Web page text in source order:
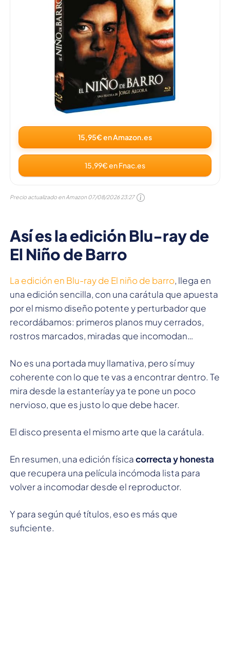
15,95€ en Amazon.es
15,99€ en Fnac.es
Precio actualizado en Amazon 07/08/2026 23:27
Así es la edición Blu-ray de
El Niño de Barro
La edición en Blu-ray de El niño de barro, llega en
una edición sencilla, con una carátula que apuesta
por el mismo diseño potente y perturbador que
recordábamos: primeros planos muy cerrados,
rostros marcados, miradas que incomodan…
No es una portada muy llamativa, pero sí muy
coherente con lo que te vas a encontrar dentro. Te
mira desde la estanteríay ya te pone un poco
nervioso, que es justo lo que debe hacer.
El disco presenta el mismo arte que la carátula.
En resumen, una edición físicacorrecta y honesta
que recupera una película incómoda lista para
volver a incomodar desde el reproductor.
Y para según qué títulos, eso es más que
suficiente.